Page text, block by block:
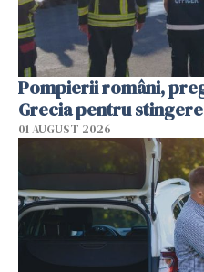
Pompierii români,
Grecia pentru
01 AUGUST 2026